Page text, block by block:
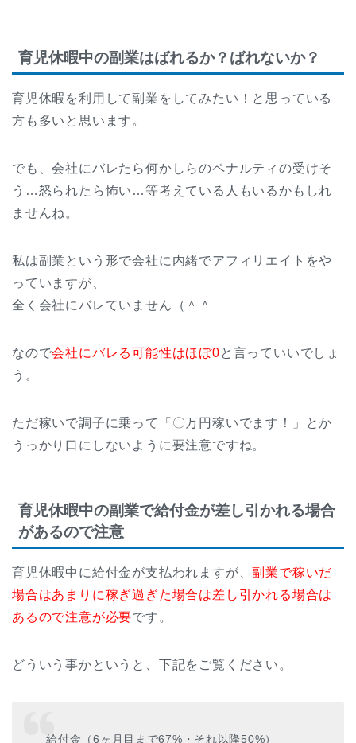
育児休暇中の副業はばれるか？ばれないか？
育児休暇を利用して副業をしてみたい！と思っている
方も多いと思います。
でも、会社にバレたら何かしらのペナルティの受けそ
う…怒られたら怖い…等考えている人もいるかもしれ
ませんね。
私は副業という形で会社に内緒でアフィリエイトをや
っていますが、
全く会社にバレていません（＾＾
なので会社にバレる可能性はほぼ0と言っていいでしょ
う。
ただ稼いで調子に乗って「〇万円稼いでます！」とか
うっかり口にしないように要注意ですね。
育児休暇中の副業で給付金が差し引かれる場合
があるので注意
育児休暇中に給付金が支払われますが、副業で稼いだ
場合はあまりに稼ぎ過ぎた場合は差し引かれる場合は
あるので注意が必要です。
どういう事かというと、下記をご覧ください。
給付金（6ヶ月目まで67%・それ以降50%）